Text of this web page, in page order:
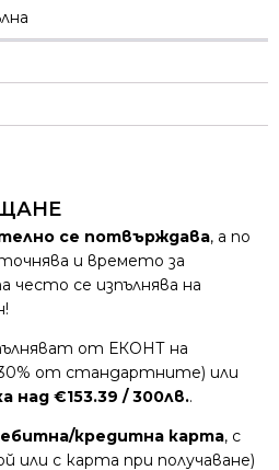
се потвърждава, а по
и времето за
често се изпълнява на
от ЕКОНТ на
от стандартните) или
над €153.39 / 300лв..
кредитна карта, с
или с карта при получаване)